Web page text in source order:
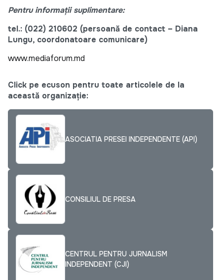
Pentru informaţii suplimentare:
tel.: (022) 210602 (persoană de contact – Diana
Lungu, coordonatoare comunicare)
www.mediaforum.md
Click pe ecuson pentru toate articolele de la
această organizație:
ASOCIATIA PRESEI INDEPENDENTE (API)
CONSILIUL DE PRESA
CENTRUL PENTRU JURNALISM
INDEPENDENT (CJI)